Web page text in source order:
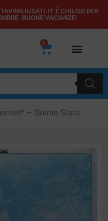
È CHIUSO PER
BUONE VACANZE!
0
Carrello
– Quinto Stato